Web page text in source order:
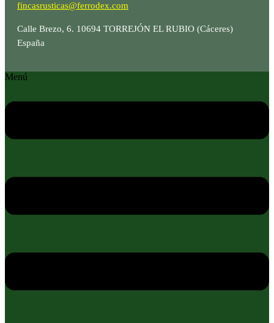
fincasrusticas@ferrodex.com
Calle Brezo, 6. 10694 TORREJÓN EL RUBIO (Cáceres)
España
Menú